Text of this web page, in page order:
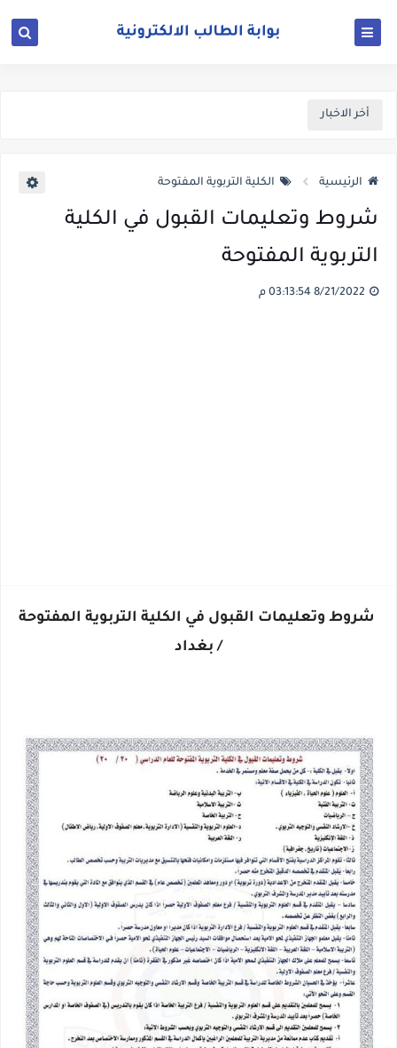
أخر الاخبار
الرئيسية الكلية التربوية المفتوحة
شروط وتعليمات القبول في الكلية
التربوية المفتوحة
شروط وتعليمات القبول في الكلية التربوية المفتوحة
/ بغداد